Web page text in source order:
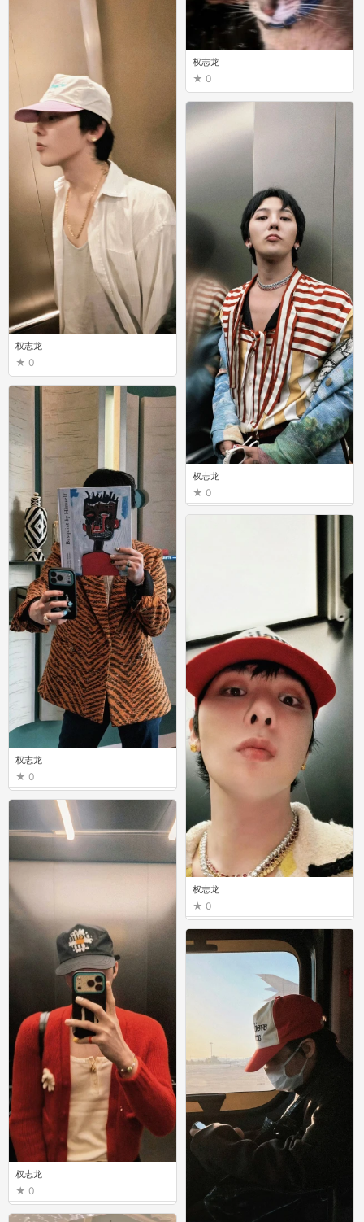
权志龙
0
权志龙
0
权志龙
0
权志龙
0
权志龙
0
权志龙
0